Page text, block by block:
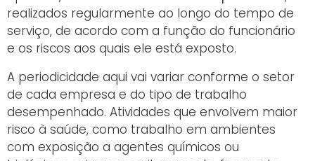
realizados regularmente ao longo do tempo de
serviço, de acordo com a função do funcionário
e os riscos aos quais ele está exposto.
A periodicidade aqui vai variar conforme o setor
de cada empresa e do tipo de trabalho
desempenhado. Atividades que envolvem maior
risco à saúde, como trabalho em ambientes
com exposição a agentes químicos ou